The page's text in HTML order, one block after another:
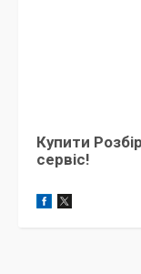
Купити
сервіс!